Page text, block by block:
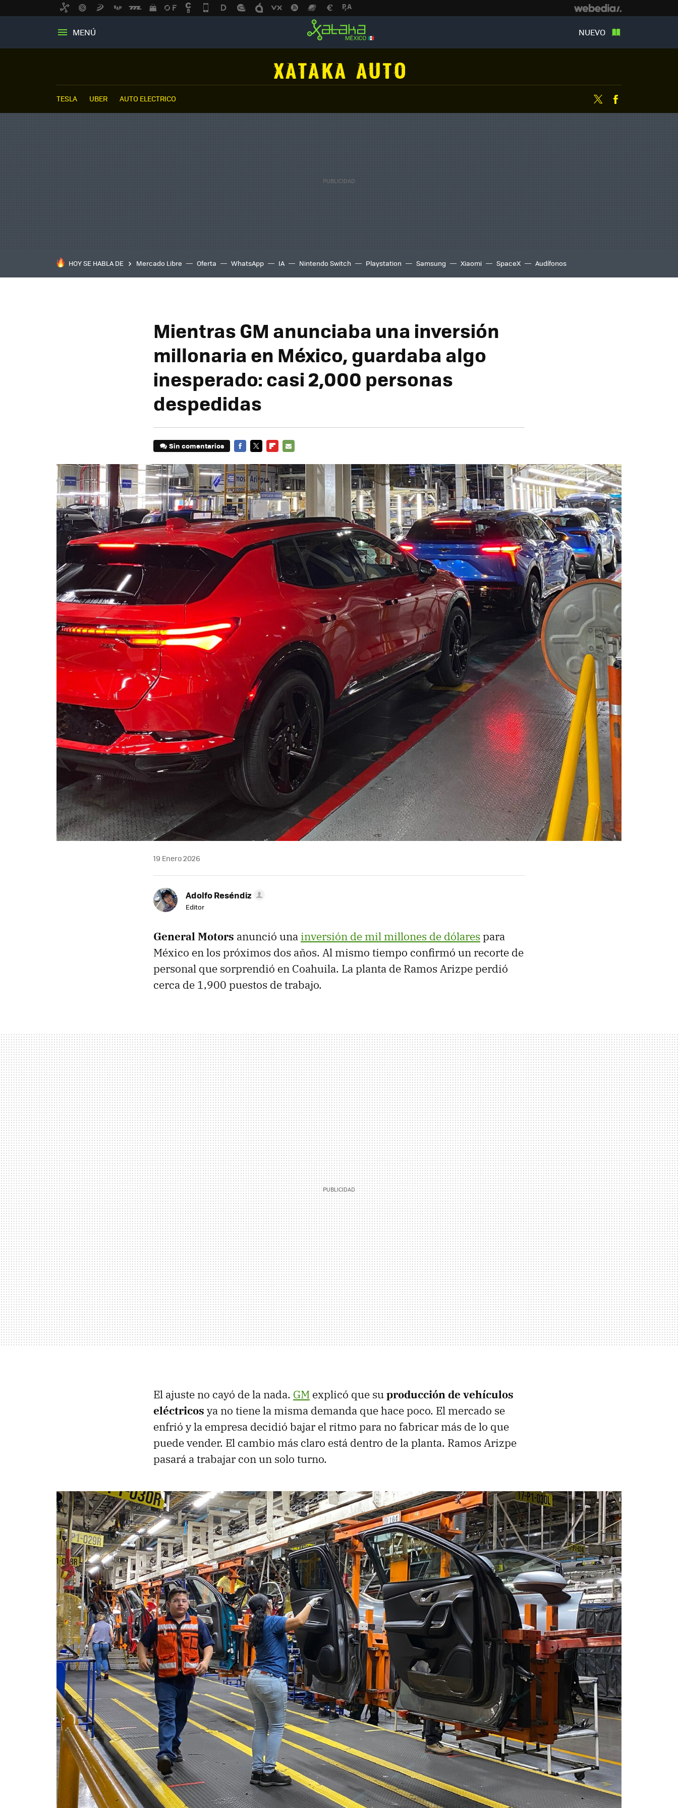
MENÚ NUEVO
TESLA UBER AUTO ELECTRICO Twitter
HOY SE HABLA DE Mercado Libre Oferta WhatsApp IA Nintendo Switch Playstation Samsung Xiaomi SpaceX Audífonos
Mientras GM anunciaba una inversión
millonaria en México, guardaba algo
inesperado: casi 2,000 personas
despedidas
Sin comentarios
MAIL
19 Enero 2026
Adolfo Reséndiz
Editor
General Motors anunció una inversión de mil millones de dólares para
México en los próximos dos años. Al mismo tiempo confirmó un recorte de
personal que sorprendió en Coahuila. La planta de Ramos Arizpe perdió
cerca de 1,900 puestos de trabajo.
El ajuste no cayó de la nada. GM explicó que suproducción de vehículos
eléctricos ya no tiene la misma demanda que hace poco. El mercado se
enfrió y la empresa decidió bajar el ritmo para no fabricar más de lo que
puede vender. El cambio más claro está dentro de la planta. Ramos Arizpe
pasará a trabajar con un solo turno.